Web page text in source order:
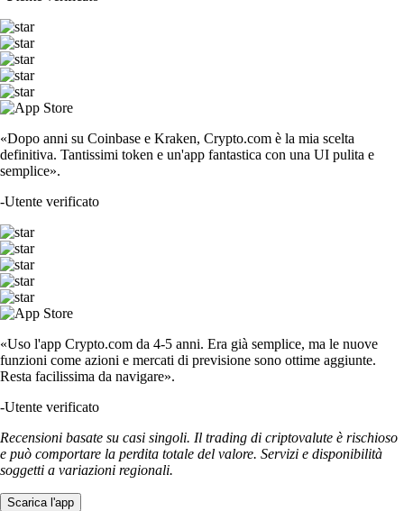
«Dopo anni su Coinbase e Kraken, Crypto.com è la mia scelta
definitiva. Tantissimi token e un'app fantastica con una UI pulita e
semplice».
-Utente verificato
«Uso l'app Crypto.com da 4-5 anni. Era già semplice, ma le nuove
funzioni come azioni e mercati di previsione sono ottime aggiunte.
Resta facilissima da navigare».
-Utente verificato
Recensioni basate su casi singoli. Il trading di criptovalute è rischioso
e può comportare la perdita totale del valore. Servizi e disponibilità
soggetti a variazioni regionali.
Scarica l'app